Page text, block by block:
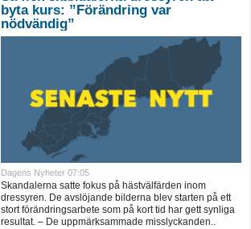
byta kurs: ”Förändring var
nödvändig”
Dagens Nyheter 07:05
Skandalerna satte fokus på hästvälfärden inom
dressyren. De avslöjande bilderna blev starten på ett
stort förändringsarbete som på kort tid har gett synliga
resultat. – De uppmärksammade misslyckanden..